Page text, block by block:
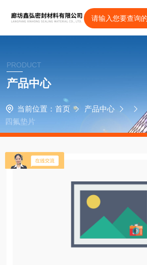
PRODUCT
产品中心
当前位置： 首页 产品中心
四氟垫片